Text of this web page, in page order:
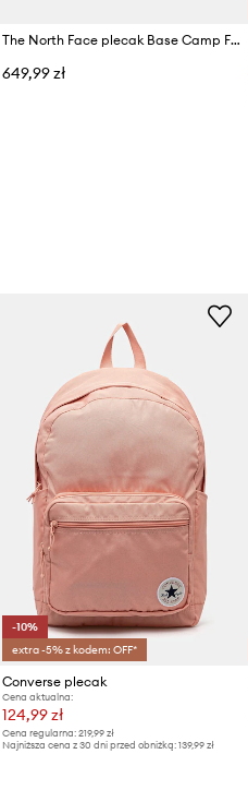
The North Face plecak Base Camp Fuse Box
649,99 zł
-10%
extra -5% z kodem: OFF*
Converse plecak
Cena aktualna:
124,99 zł
Cena regularna: 219,99 zł
Najniższa cena z 30 dni przed obniżką: 139,99 zł